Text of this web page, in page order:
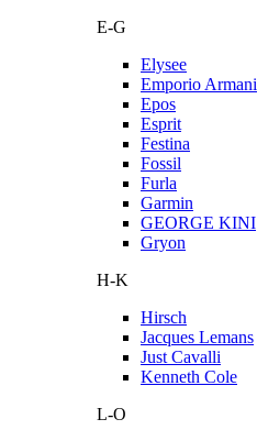
E-G
Elysee
Emporio Armani
Epos
Esprit
Festina
Fossil
Furla
Garmin
GEORGE KINI
Gryon
H-K
Hirsch
Jacques Lemans
Just Cavalli
Kenneth Cole
L-O